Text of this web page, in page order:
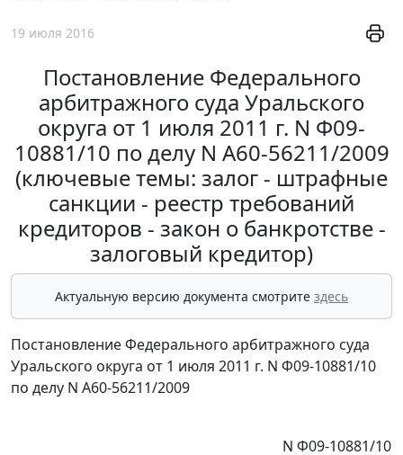
19 июля 2016
Постановление Федерального
арбитражного суда Уральского
округа от 1 июля 2011 г. N Ф09-
10881/10 по делу N А60-56211/2009
(ключевые темы: залог - штрафные
санкции - реестр требований
кредиторов - закон о банкротстве -
залоговый кредитор)
Актуальную версию документа смотрите здесь
Постановление Федерального арбитражного суда
Уральского округа от 1 июля 2011 г. N Ф09-10881/10
по делу N А60-56211/2009
N Ф09-10881/10